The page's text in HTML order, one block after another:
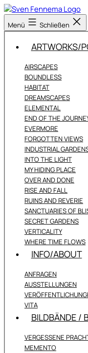
Zum
Inhalt
springen
Sven
Fennema
Menü Schließen
ARTWORKS/
AIRSCAPES
BOUNDLESS
HABITAT
DREAMSCAPES
ELEMENTAL
END OF THE
EVERMORE
FORGOTTEN VIEWS
INDUSTRIAL
INTO THE LIGHT
MY HIDING PLACE
OVER AND DONE
RISE AND FALL
RUINS AND REVERIE
SANCTUARIES OF
SECRET GARDENS
VERTICALITY
WHERE TIME FLOWS
INFO/ABOUT
ANFRAGEN
AUSSTELLUNGEN
VITA
BILDBÄNDE /
VERGESSENE
MEMENTO